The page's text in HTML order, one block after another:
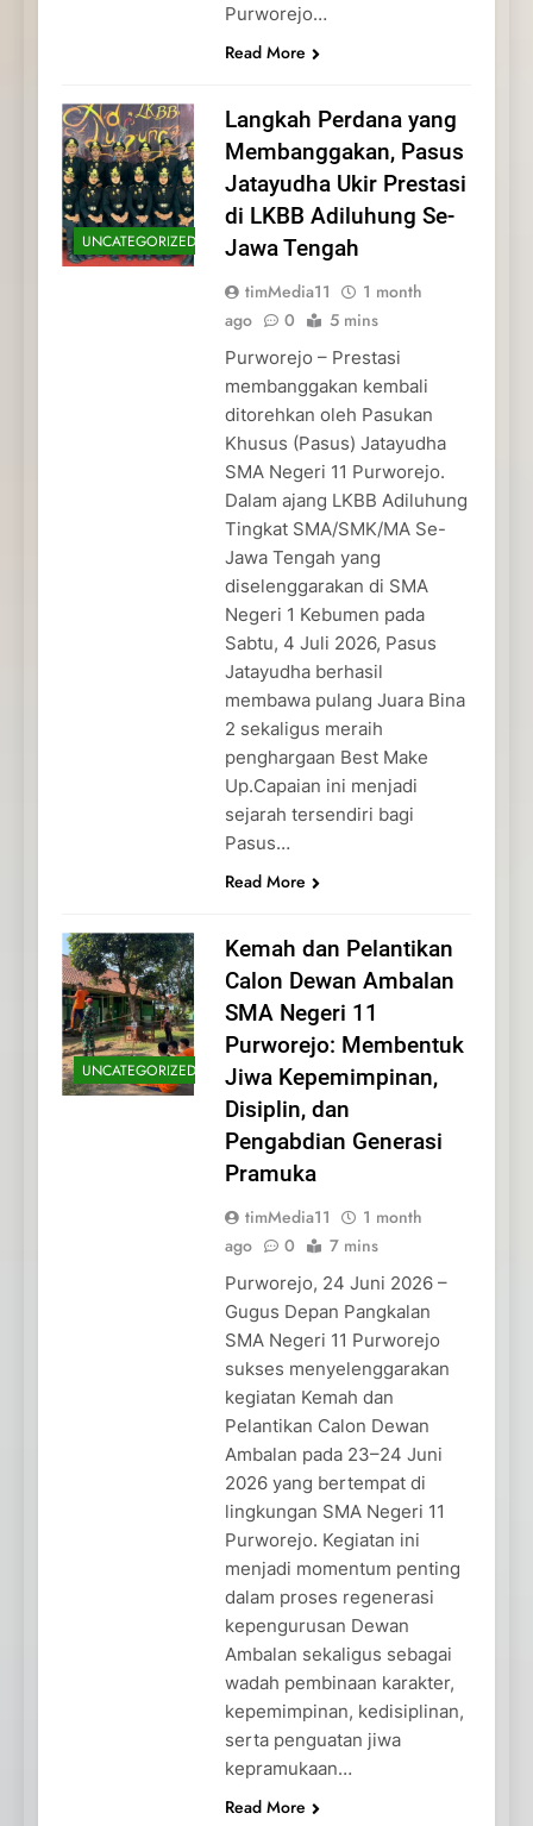
Purworejo…
Read More
UNCATEGORIZED
Langkah Perdana yang
Membanggakan, Pasus
Jatayudha Ukir Prestasi
di LKBB Adiluhung Se-
Jawa Tengah
timMedia11
1 month
ago
0 5 mins
Purworejo – Prestasi
membanggakan kembali
ditorehkan oleh Pasukan
Khusus (Pasus) Jatayudha
SMA Negeri 11 Purworejo.
Dalam ajang LKBB Adiluhung
Tingkat SMA/SMK/MA Se-
Jawa Tengah yang
diselenggarakan di SMA
Negeri 1 Kebumen pada
Sabtu, 4 Juli 2026, Pasus
Jatayudha berhasil
membawa pulang Juara Bina
2 sekaligus meraih
penghargaan Best Make
Up.Capaian ini menjadi
sejarah tersendiri bagi
Pasus…
Read More
UNCATEGORIZED
Kemah dan Pelantikan
Calon Dewan Ambalan
SMA Negeri 11
Purworejo: Membentuk
Jiwa Kepemimpinan,
Disiplin, dan
Pengabdian Generasi
Pramuka
timMedia11
1 month
ago
0 7 mins
Purworejo, 24 Juni 2026 –
Gugus Depan Pangkalan
SMA Negeri 11 Purworejo
sukses menyelenggarakan
kegiatan Kemah dan
Pelantikan Calon Dewan
Ambalan pada 23–24 Juni
2026 yang bertempat di
lingkungan SMA Negeri 11
Purworejo. Kegiatan ini
menjadi momentum penting
dalam proses regenerasi
kepengurusan Dewan
Ambalan sekaligus sebagai
wadah pembinaan karakter,
kepemimpinan, kedisiplinan,
serta penguatan jiwa
kepramukaan…
Read More